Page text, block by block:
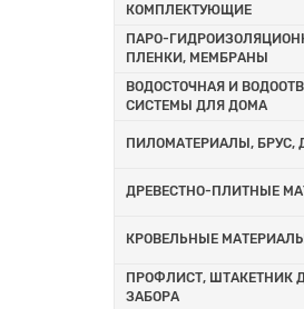
КОМПЛЕКТУЮЩИЕ
ПАРО-
ПЛЕНКИ, МЕМБРАНЫ
ВОДОСТОЧНАЯ И
СИСТЕМЫ ДЛЯ ДОМА
ПИЛОМАТЕРИАЛЫ, БРУС,
ДРЕВЕСТНО-ПЛИТНЫЕ
КРОВЕЛЬНЫЕ МАТЕРИАЛЫ
ПРОФЛИСТ, ШТАКЕТНИК
ЗАБОРА